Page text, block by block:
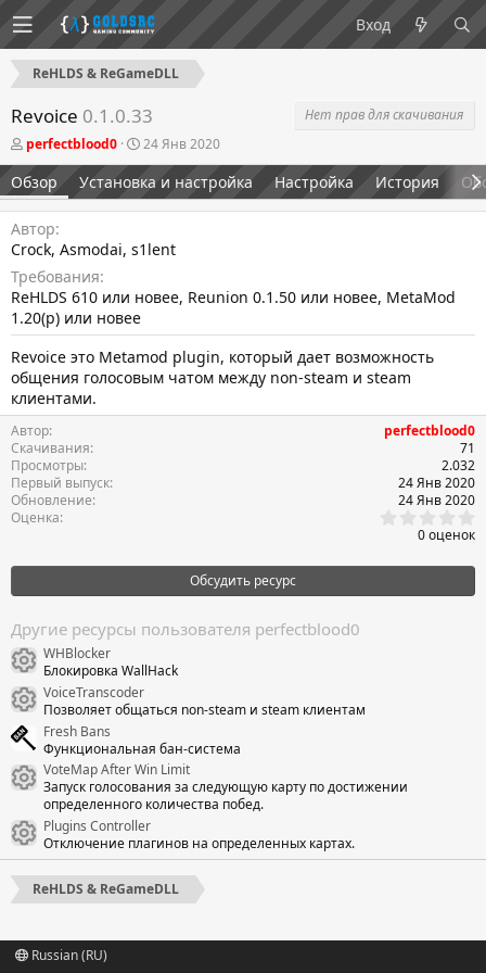
Вход
ReHLDS & ReGameDLL
Revoice 0.1.0.33
Нет прав для скачивания
А
т
о
р
perfectblood0
Д
т
а
с
з
н
я
24 Янв 2020
Обзор Установка и настройка Настройка История
Автор
Crock, Asmodai, s1lent
Требования
ReHLDS 610 или новее, Reunion 0.1.50 или новее, MetaMod
1.20(p) или новее
Revoice это Metamod plugin, который дает возможность
общения голосовым чатом между non-steam и steam
клиентами.
Автор
perfectblood0
Скачивания
71
Просмотры
2.032
Первый выпуск
24 Янв 2020
Обновление
24 Янв 2020
Оценка
,
0
в
0 оценок
Обсудить ресурс
Другие ресурсы пользователя perfectblood0
Иконка ресурса
WHBlocker
Блокировка WallHack
Иконка ресурса
VoiceTranscoder
Позволяет общаться non-steam и steam клиентам
Fresh Bans
Функциональная бан-система
Иконка ресурса
VoteMap After Win Limit
Запуск голосования за следующую карту по достижении
определенного количества побед.
Иконка ресурса
Plugins Controller
Отключение плагинов на определенных картах.
ReHLDS & ReGameDLL
Russian (RU)